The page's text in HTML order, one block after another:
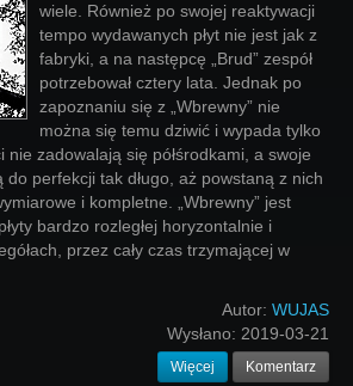
wiele. Również po swojej reaktywacji
tempo wydawanych płyt nie jest jak z
fabryki, a na następcę „Brud” zespół
potrzebował cztery lata. Jednak po
zapoznaniu się z „Wbrewny” nie
można się temu dziwić i wypada tylko
nie zadowalają się półśrodkami, a swoje
perfekcji tak długo, aż powstaną z nich
i kompletne. „Wbrewny” jest
bardzo rozległej horyzontalnie i
przez cały czas trzymającej w
Autor: WUJAS
Wysłano: 2019-03-21
Więcej Komentarz